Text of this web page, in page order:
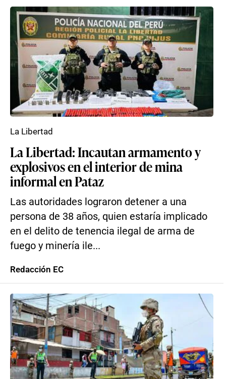
La Libertad: Incautan armamento y
explosivos en el interior de mina
informal en Pataz
Las autoridades lograron detener a una
persona de 38 años, quien estaría implicado
en el delito de tenencia ilegal de arma de
fuego y minería ile...
La Libertad
Redacción EC